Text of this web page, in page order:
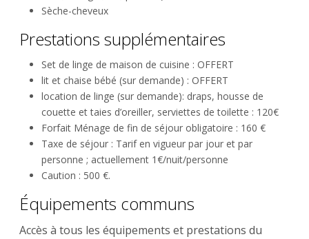
Sèche-cheveux
Prestations supplémentaires
Set de linge de maison de cuisine : OFFERT
lit et chaise bébé (sur demande) : OFFERT
location de linge (sur demande): draps, housse de
couette et taies d’oreiller, serviettes de toilette : 120€
Forfait Ménage de fin de séjour obligatoire : 160 €
Taxe de séjour : Tarif en vigueur par jour et par
personne ; actuellement 1€/nuit/personne
Caution : 500 €.
Équipements communs
Accès à tous les équipements et prestations du